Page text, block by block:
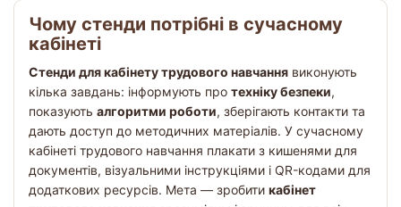
Чому стенди потрібні в сучасному
кабінеті
Стенди для кабінету трудового навчання виконують
кілька завдань: інформують про техніку безпеки,
показують алгоритми роботи, зберігають контакти та
дають доступ до методичних матеріалів. У сучасному
кабінеті трудового навчання плакати з кишенями для
документів, візуальними інструкціями і QR-кодами для
додаткових ресурсів. Мета — зробити кабінет